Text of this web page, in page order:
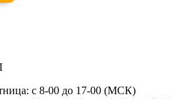
с 8-00 до 17-00 (МСК)